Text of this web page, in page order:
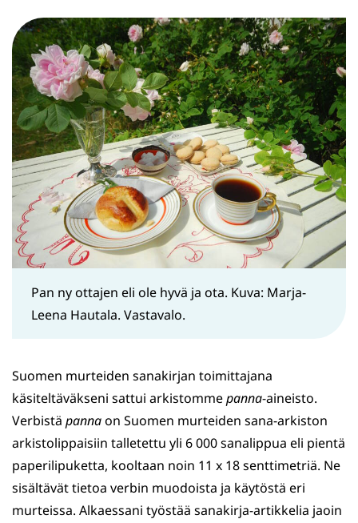
Pan ny ottajen eli ole hyvä ja ota. Kuva: Marja-
Leena Hautala. Vastavalo.
Suomen murteiden sanakirjan toimittajana
käsiteltäväkseni sattui arkistommepanna-aineisto.
Verbistä pannaon Suomen murteiden sana-arkiston
arkistolippaisiin talletettu yli 6 000 sanalippua eli pientä
paperilipuketta, kooltaan noin 11 x 18 senttimetriä. Ne
sisältävät tietoa verbin muodoista ja käytöstä eri
murteissa. Alkaessani työstää sanakirja-artikkelia jaoin